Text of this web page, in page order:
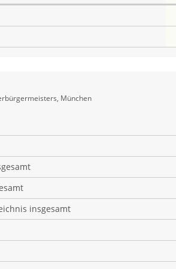
München
insgesamt